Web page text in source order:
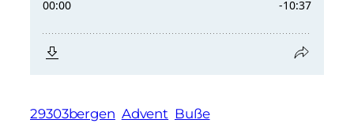
29303bergen Advent Buße